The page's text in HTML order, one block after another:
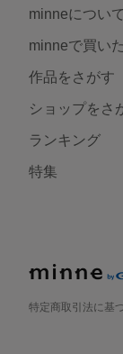
minneについて
minneで買い
作品をさがす
ショップをさ
ランキング
特集
特定商取引法に基